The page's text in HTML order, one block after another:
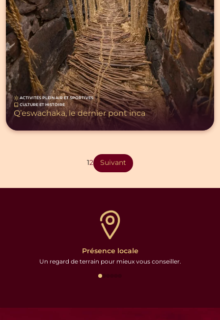
ACTIVITÉS PLEIN AIR ET SPORTIVES
CULTURE ET HISTOIRE
Q’eswachaka, le dernier pont inca
12 Suivant
Présence locale
Un regard de terrain pour mieux vous conseiller.